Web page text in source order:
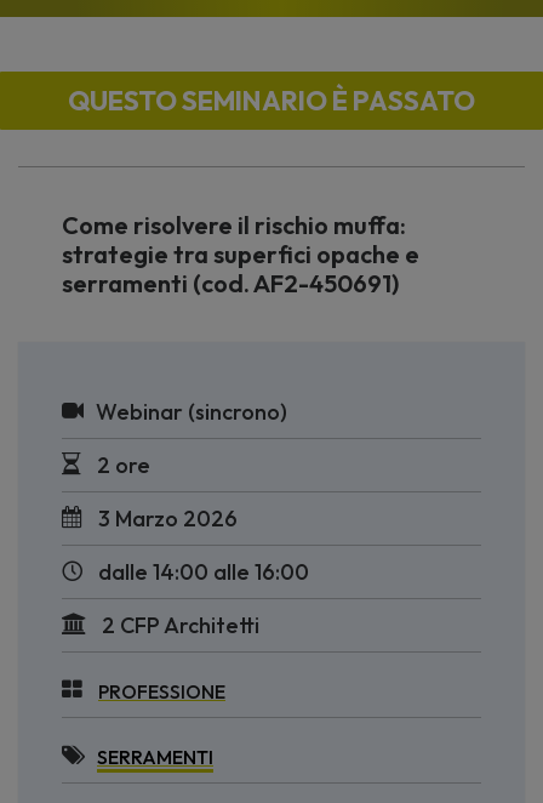
QUESTO SEMINARIO È PASSATO
Come risolvere il rischio muffa:
strategie tra superfici opache e
serramenti (cod. AF2-450691)
Webinar (sincrono)
2 ore
3 Marzo 2026
dalle 14:00 alle 16:00
2 CFP Architetti
PROFESSIONE
SERRAMENTI